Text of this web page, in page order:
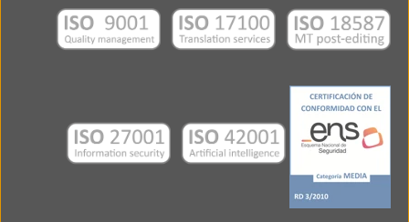
EUA – iDISC USA Corp.
2600 S Douglas Road Suite 510
Tel: (+1) (305) 481-9549
Agência de tradução em Miami